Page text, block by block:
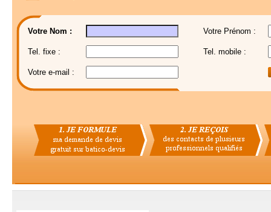
Votre Nom : Votre Prénom :
Tel. fixe : Tel. mobile :
Votre e-mail :